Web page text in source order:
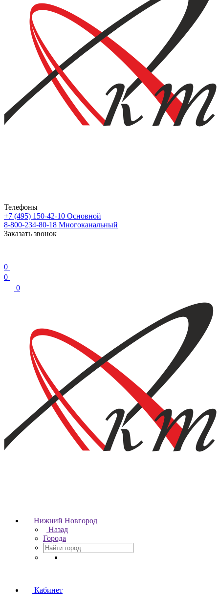
Телефоны
+7 (495) 150-42-10 Основной
8-800-234-80-18 Многоканальный
Заказать звонок
0
0
0
Нижний Новгород
Назад
Города
Кабинет